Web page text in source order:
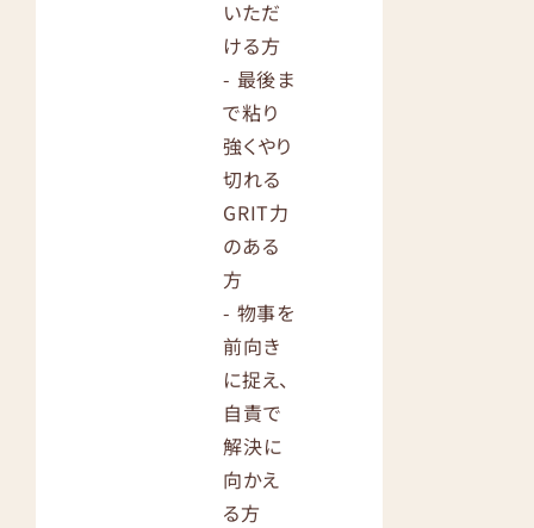
いただ
ける方
- 最後ま
で粘り
強くやり
切れる
GRIT力
のある
方
- 物事を
前向き
に捉え、
自責で
解決に
向かえ
る方